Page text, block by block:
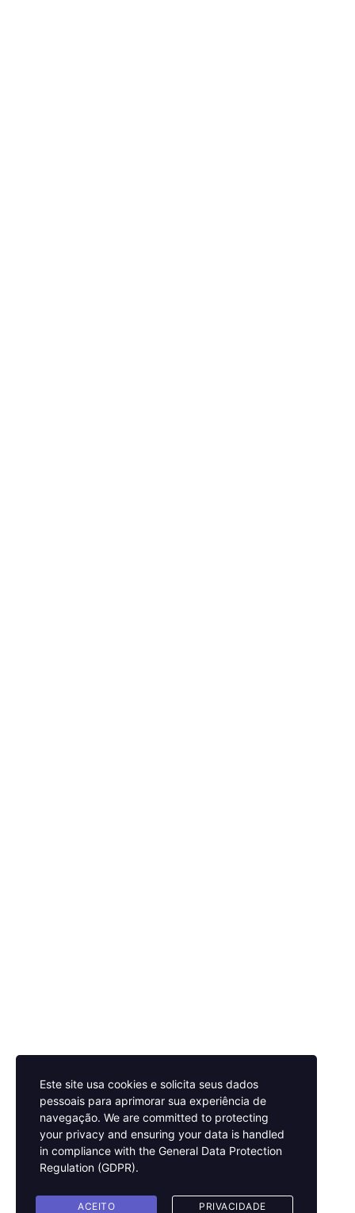
Este site usa cookies e solicita seus dados
pessoais para aprimorar sua experiência de
navegação. We are committed to protecting
your privacy and ensuring your data is handled
in compliance with the General Data Protection
Regulation (GDPR).
ACEITO PRIVACIDADE